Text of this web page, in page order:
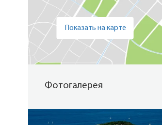
Показать на карте
Фотогалерея